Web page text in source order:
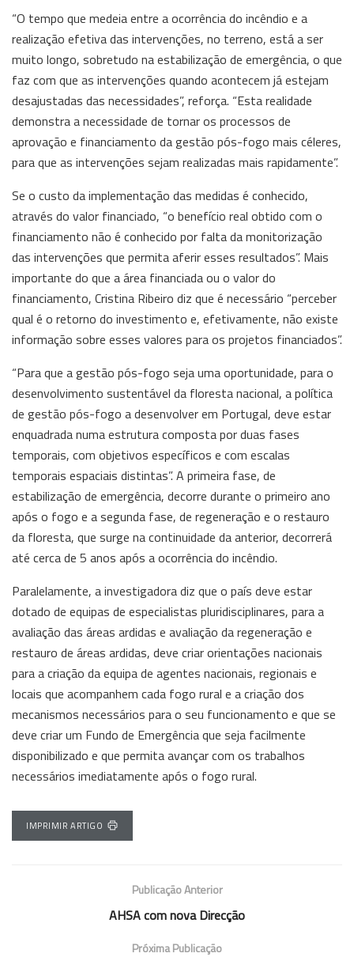
“O tempo que medeia entre a ocorrência do incêndio e a
realização efetiva das intervenções, no terreno, está a ser
muito longo, sobretudo na estabilização de emergência, o que
faz com que as intervenções quando acontecem já estejam
desajustadas das necessidades”, reforça. “Esta realidade
demonstra a necessidade de tornar os processos de
aprovação e financiamento da gestão pós-fogo mais céleres,
para que as intervenções sejam realizadas mais rapidamente”.
Se o custo da implementação das medidas é conhecido,
através do valor financiado, “o benefício real obtido com o
financiamento não é conhecido por falta da monitorização
das intervenções que permita aferir esses resultados”. Mais
importante do que a área financiada ou o valor do
financiamento, Cristina Ribeiro diz que é necessário “perceber
qual é o retorno do investimento e, efetivamente, não existe
informação sobre esses valores para os projetos financiados”.
“Para que a gestão pós-fogo seja uma oportunidade, para o
desenvolvimento sustentável da floresta nacional, a política
de gestão pós-fogo a desenvolver em Portugal, deve estar
enquadrada numa estrutura composta por duas fases
temporais, com objetivos específicos e com escalas
temporais espaciais distintas”. A primeira fase, de
estabilização de emergência, decorre durante o primeiro ano
após o fogo e a segunda fase, de regeneração e o restauro
da floresta, que surge na continuidade da anterior, decorrerá
até cerca de 5 anos após a ocorrência do incêndio.
Paralelamente, a investigadora diz que o país deve estar
dotado de equipas de especialistas pluridisciplinares, para a
avaliação das áreas ardidas e avaliação da regeneração e
restauro de áreas ardidas, deve criar orientações nacionais
para a criação da equipa de agentes nacionais, regionais e
locais que acompanhem cada fogo rural e a criação dos
mecanismos necessários para o seu funcionamento e que se
deve criar um Fundo de Emergência que seja facilmente
disponibilizado e que permita avançar com os trabalhos
necessários imediatamente após o fogo rural.
IMPRIMIR ARTIGO
Publicação Anterior
AHSA com nova Direcção
Próxima Publicação